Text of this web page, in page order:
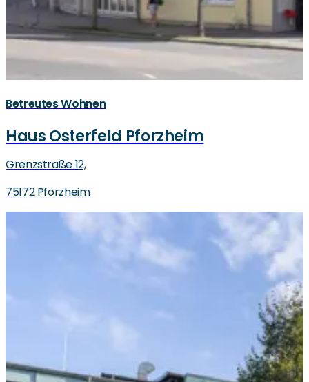
Betreutes Wohnen
Haus Osterfeld Pforzheim
Grenzstraße 12,
75172 Pforzheim